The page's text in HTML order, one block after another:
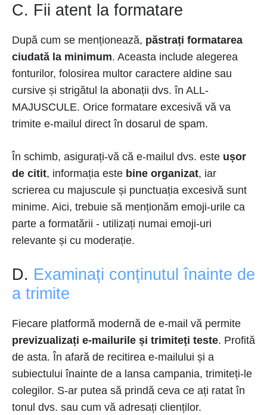
C. Fii atent la formatare
După cum se menționează, păstrați formatarea
ciudată la minimum. Aceasta include alegerea
fonturilor, folosirea multor caractere aldine sau
cursive și strigătul la abonații dvs. în ALL-
MAJUSCULE. Orice formatare excesivă vă va
trimite e-mailul direct în dosarul de spam.
În schimb, asigurați-vă că e-mailul dvs. este ușor
de citit, informația este bine organizat, iar
scrierea cu majuscule și punctuația excesivă sunt
minime. Aici, trebuie să menționăm emoji-urile ca
parte a formatării - utilizați numai emoji-uri
relevante și cu moderație.
D. Examinați conținutul înainte de
a trimite
Fiecare platformă modernă de e-mail vă permite
previzualizați e-mailurile și trimiteți teste. Profită
de asta. În afară de recitirea e-mailului și a
subiectului înainte de a lansa campania, trimiteți-le
colegilor. S-ar putea să prindă ceva ce ați ratat în
tonul dvs. sau cum vă adresați clienților.